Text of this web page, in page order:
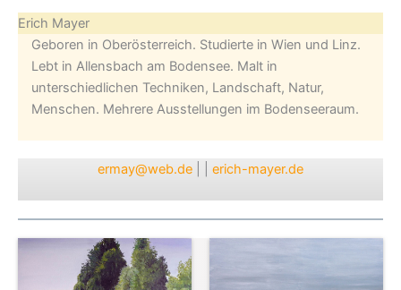
Erich Mayer
Geboren in Oberösterreich. Studierte in Wien und Linz.
Lebt in Allensbach am Bodensee. Malt in
unterschiedlichen Techniken, Landschaft, Natur,
Menschen. Mehrere Ausstellungen im Bodenseeraum.
ermay@web.de erich-mayer.de